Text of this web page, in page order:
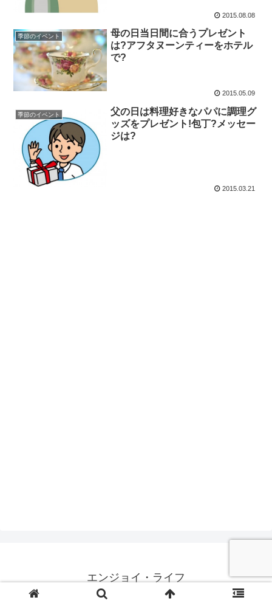
2015.08.08
季節のイベント
母の日当日間に合うプレゼント
は?アフタヌーンティーをホテル
で?
2015.05.09
季節のイベント
父の日は料理好きなパパに調理グ
ッズをプレゼント!包丁?メッセー
ジは?
2015.03.21
エンジョイ・ライフ
© 2014 エンジョイ・ライフ.